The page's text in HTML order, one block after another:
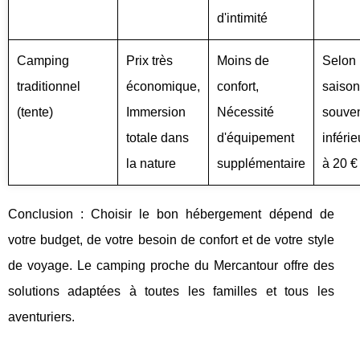
d'intimité
Camping
traditionnel
(tente)
Prix très
économique,
Immersion
totale dans
la nature
Moins de
confort,
Nécessité
d'équipement
supplémentaire
Selon
à 20 €
Conclusion : Choisir le bon hébergement dépend de
votre budget, de votre besoin de confort et de votre style
de voyage. Le camping proche du Mercantour offre des
solutions adaptées à toutes les familles et tous les
aventuriers.